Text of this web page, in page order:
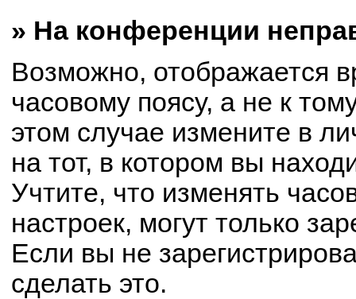
» На конференции
Возможно, отображается
часовому поясу, а не к
этом случае измените в
на тот, в котором вы
Учтите, что изменять
настроек, могут только
Если вы не
сделать это.